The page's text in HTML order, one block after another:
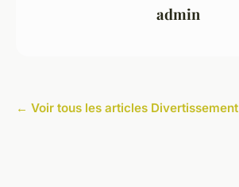
admin
← Voir tous les articles Divertissement